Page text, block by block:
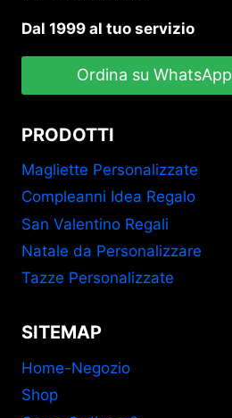
Dal 1999 al tuo servizio
Ordina su WhatsApp
PRODOTTI
Magliette Personalizzate
Compleanni Idea Regalo
San Valentino Regali
Natale da Personalizzare
Tazze Personalizzate
SITEMAP
Home-Negozio
Shop